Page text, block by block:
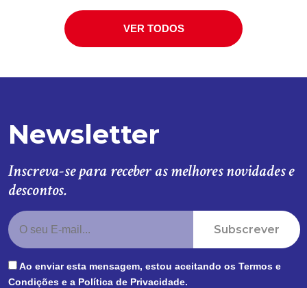
VER TODOS
Newsletter
Inscreva-se para receber as melhores novidades e
descontos.
Subscrever
Ao enviar esta mensagem, estou aceitando os Termos e
Condições e a Política de Privacidade.